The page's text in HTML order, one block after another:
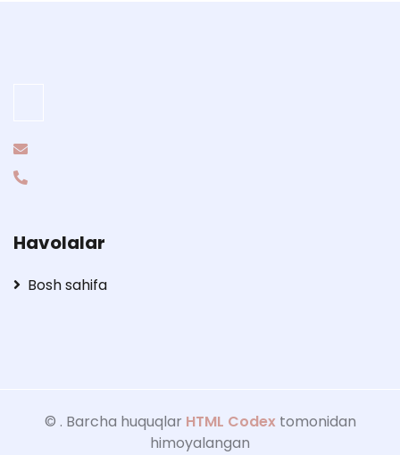
Havolalar
Bosh sahifa
© . Barcha huquqlar HTML Codex tomonidan
himoyalangan